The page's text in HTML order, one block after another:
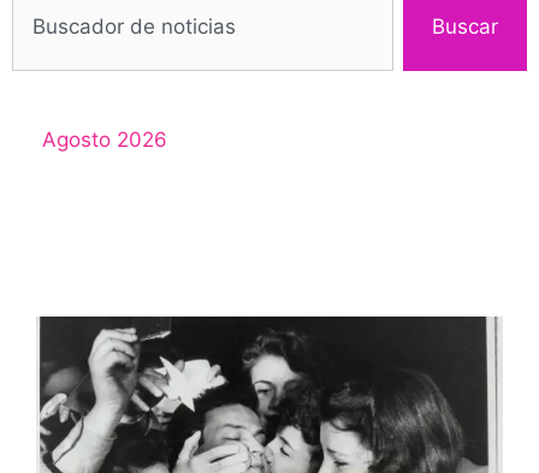
Buscar
Agosto 2026